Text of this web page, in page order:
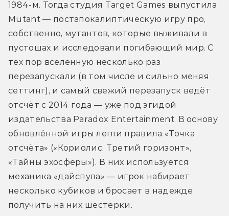
1984-м. Тогда студия Target Games выпустила
Mutant — постапокалиптическую игру про,
собственно, мутантов, которые выживали в
пустошах и исследовали погибающий мир. С
тех пор вселенную несколько раз
перезапускали (в том числе и сильно меняя
сеттинг), и самый свежий перезапуск ведёт
отсчёт с 2014 года — уже под эгидой
издательства Paradox Entertainment. В основу
обновлённой игры легли правила «Точка
отсчёта» («Кориолис. Третий горизонт»,
«Тайны эхосферы»). В них используется
механика «дайспула» — игрок набирает
несколько кубиков и бросает в надежде
получить на них шестёрки.